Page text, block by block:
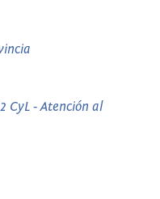
CyL - Atención al